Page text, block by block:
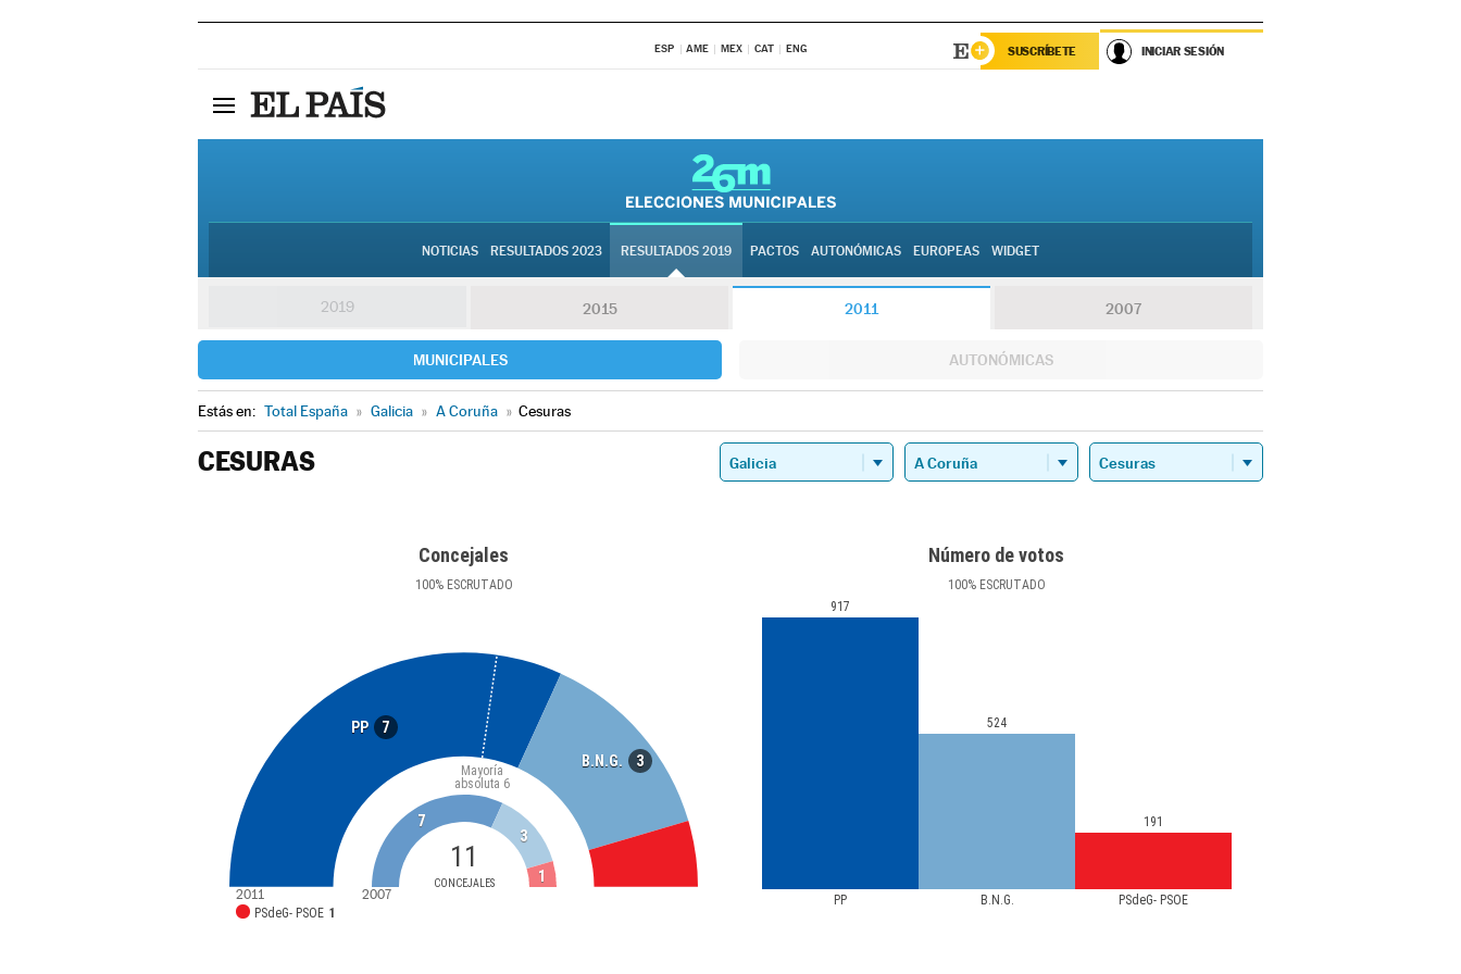
ESP AME MEX CAT ENG SUSCRÍBETE INICIAR SESIÓN
NOTICIAS RESULTADOS 2023 RESULTADOS 2019 PACTOS AUTONÓMICAS EUROPEAS WIDGET
2019 2015 2011 2007
MUNICIPALES AUTONÓMICAS
Estás en: Total España » Galicia » A Coruña » Cesuras
CESURAS
Concejales
100%ESCRUTADO
PP 7
B.N.G. 3
11
CONCEJALES
Mayoría
absoluta 6
PSdeG- PSOE 1
7
3
1
2011 2007
Número de votos
100%ESCRUTADO
PP B.N.G. PSdeG- PSOE
917
524
191